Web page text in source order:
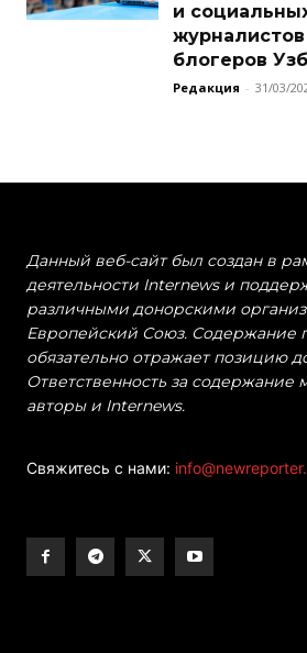
и
блогеров
Редакция - 31/03/
Данный веб-сайт был создан в
деятельности Internews и
различными донорскими
Европейский Союз. Содержание
обязательно отражает позицию
Ответственность за содержание
авторы и Internews.
Свяжитесь с нами: